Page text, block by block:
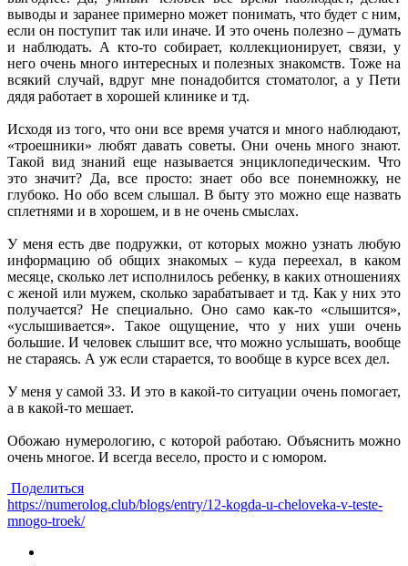
выводы и заранее примерно может понимать, что будет с ним,
если он поступит так или иначе. И это очень полезно – думать
и наблюдать. А кто-то собирает, коллекционирует, связи, у
него очень много интересных и полезных знакомств. Тоже на
всякий случай, вдруг мне понадобится стоматолог, а у Пети
дядя работает в хорошей клинике и тд.
Исходя из того, что они все время учатся и много наблюдают,
«троешники» любят давать советы. Они очень много знают.
Такой вид знаний еще называется энциклопедическим. Что
это значит? Да, все просто: знает обо все понемножку, не
глубоко. Но обо всем слышал. В быту это можно еще назвать
сплетнями и в хорошем, и в не очень смыслах.
У меня есть две подружки, от которых можно узнать любую
информацию об общих знакомых – куда переехал, в каком
месяце, сколько лет исполнилось ребенку, в каких отношениях
с женой или мужем, сколько зарабатывает и тд. Как у них это
получается? Не специально. Оно само как-то «слышится»,
«услышивается». Такое ощущение, что у них уши очень
большие. И человек слышит все, что можно услышать, вообще
не стараясь. А уж если старается, то вообще в курсе всех дел.
У меня у самой 33. И это в какой-то ситуации очень помогает,
а в какой-то мешает.
Обожаю нумерологию, с которой работаю. Объяснить можно
очень многое. И всегда весело, просто и с юмором.
Поделиться
https://numerolog.club/blogs/entry/12-kogda-u-cheloveka-v-teste-
mnogo-troek/